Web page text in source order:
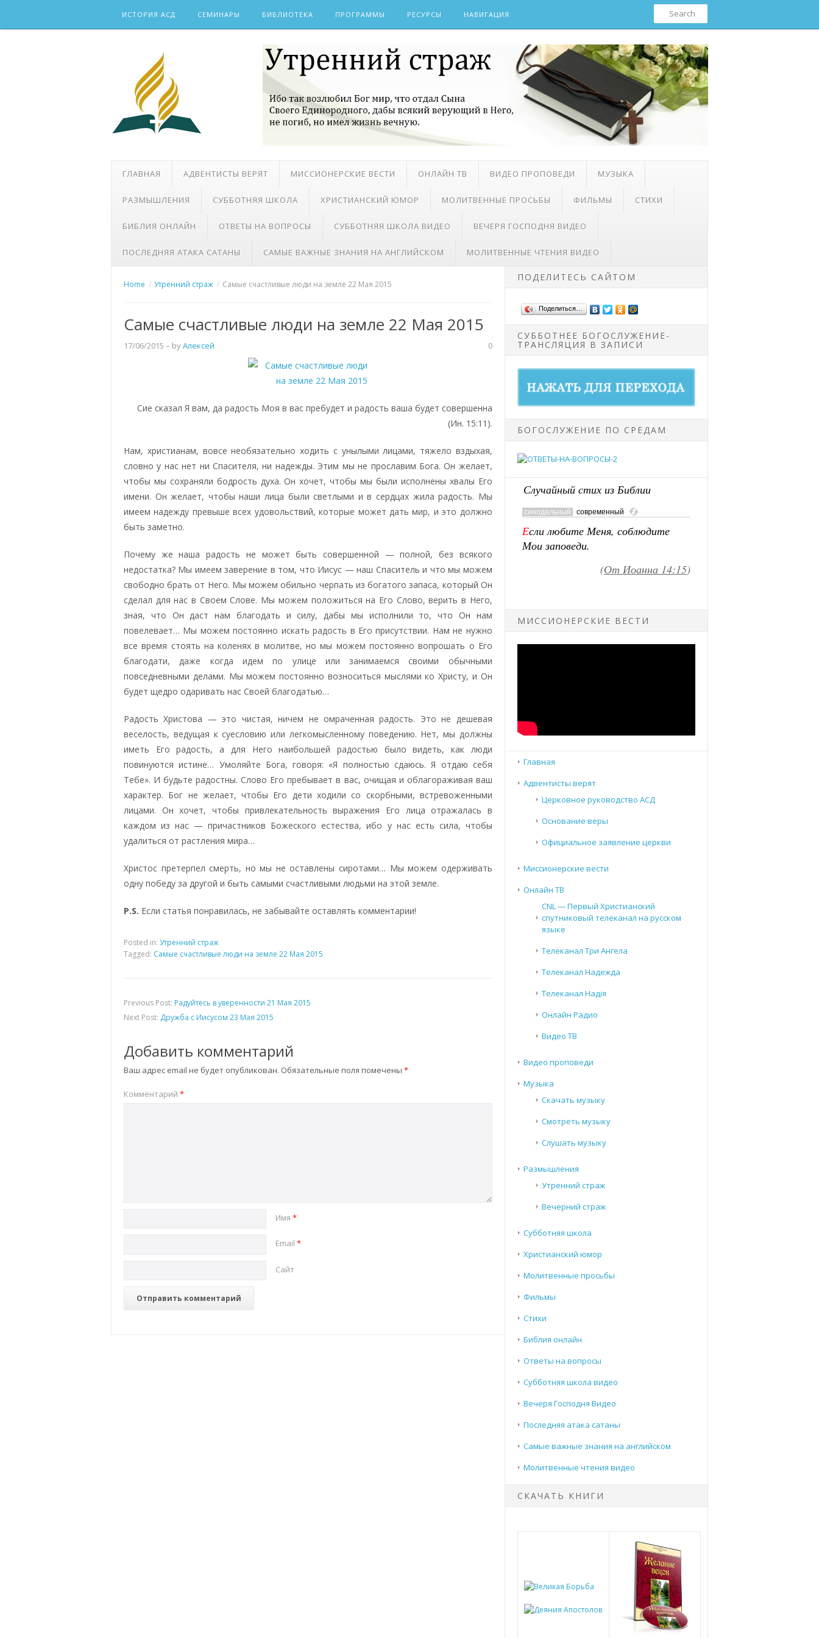
content
ИСТОРИЯ АСД СЕМИНАРЫ БИБЛИОТЕКА ПРОГРАММЫ РЕСУРСЫ НАВИГАЦИЯ
ГЛАВНАЯ АДВЕНТИСТЫ ВЕРЯТ МИССИОНЕРСКИЕ ВЕСТИ ОНЛАЙН ТВ ВИДЕО ПРОПОВЕДИ МУЗЫКА
РАЗМЫШЛЕНИЯ СУББОТНЯЯ ШКОЛА ХРИСТИАНСКИЙ ЮМОР МОЛИТВЕННЫЕ ПРОСЬБЫ ФИЛЬМЫ СТИХИ
БИБЛИЯ ОНЛАЙН ОТВЕТЫ НА ВОПРОСЫ СУББОТНЯЯ ШКОЛА ВИДЕО ВЕЧЕРЯ ГОСПОДНЯ ВИДЕО
ПОСЛЕДНЯЯ АТАКА САТАНЫ САМЫЕ ВАЖНЫЕ ЗНАНИЯ НА АНГЛИЙСКОМ МОЛИТВЕННЫЕ ЧТЕНИЯ ВИДЕО
Home Утренний страж Самые счастливые люди на земле 22 Мая 2015
Самые счастливые люди на земле 22 Мая 2015
17/06/2015 – byАлексей 0
Сие сказал Я вам, да радость Моя в вас пребудет и радость ваша будет совершенна
(Ин. 15:11).
Нам, христианам, вовсе необязательно ходить с унылыми лицами, тяжело вздыхая,
словно у нас нет ни Спасителя, ни надежды. Этим мы не прославим Бога. Он желает,
чтобы мы сохраняли бодрость духа. Он хочет, чтобы мы были исполнены хвалы Его
имени. Он желает, чтобы наши лица были светлыми и в сердцах жила радость. Мы
имеем надежду превыше всех удовольствий, которые может дать мир, и это должно
быть заметно.
Почему же наша радость не может быть совершенной — полной, без всякого
недостатка? Мы имеем заверение в том, что Иисус — наш Спаситель и что мы можем
свободно брать от Него. Мы можем обильно черпать из богатого запаса, который Он
сделал для нас в Своем Слове. Мы можем положиться на Его Слово, верить в Него,
зная, что Он даст нам благодать и силу, дабы мы исполнили то, что Он нам
повелевает… Мы можем постоянно искать радость в Его присутствии. Нам не нужно
все время стоять на коленях в молитве, но мы можем постоянно вопрошать о Его
благодати, даже когда идем по улице или занимаемся своими обычными
повседневными делами. Мы можем постоянно возноситься мыслями ко Христу, и Он
будет щедро одаривать нас Своей благодатью…
Радость Христова — это чистая, ничем не омраченная радость. Это не дешевая
веселость, ведущая к суесловию или легкомысленному поведению. Нет, мы должны
иметь Его радость, а для Него наибольшей радостью было видеть, как люди
повинуются истине… Умоляйте Бога, говоря: «Я полностью сдаюсь. Я отдаю себя
Тебе». И будьте радостны. Слово Его пребывает в вас, очищая и облагораживая ваш
характер. Бог не желает, чтобы Его дети ходили со скорбными, встревоженными
лицами. Он хочет, чтобы привлекательность выражения Его лица отражалась в
каждом из нас — причастников Божеского естества, ибо у нас есть сила, чтобы
удалиться от растления мира…
Христос претерпел смерть, но мы не оставлены сиротами… Мы можем одерживать
одну победу за другой и быть самыми счастливыми людьми на этой земле.
P.S. Если статья понравилась, не забывайте оставлять комментарии!
Posted in: Утренний страж
Tagged: Самые счастливые люди на земле 22 Мая 2015
Previous Post: Радуйтесь в уверенности 21 Мая 2015
Next Post: Дружба с Иисусом 23 Мая 2015
Добавить комментарий
Ваш адрес email не будет опубликован. Обязательные поля помечены *
Комментарий *
Имя *
Email *
Сайт
ПОДЕЛИТЕСЬ САЙТОМ
Поделиться…
СУББОТНЕЕ БОГОСЛУЖЕНИЕ-
ТРАНСЛЯЦИЯ В ЗАПИСИ
БОГОСЛУЖЕНИЕ ПО СРЕДАМ
Случайный стих из Библии
МИССИОНЕРСКИЕ ВЕСТИ
Главная
Адвентисты верят
Церковное руководство АСД
Основание веры
Официальное заявление церкви
Миссионерские вести
Онлайн ТВ
CNL — Первый Христианский
спутниковый телеканал на русском
языке
Телеканал Три Ангела
Телеканал Надежда
Телеканал Надія
Онлайн Радио
Видео ТВ
Видео проповеди
Музыка
Скачать музыку
Смотреть музыку
Слушать музыку
Размышления
Утренний страж
Вечерний страж
Субботняя школа
Христианский юмор
Молитвенные просьбы
Фильмы
Стихи
Библия онлайн
Ответы на вопросы
Субботняя школа видео
Вечеря Господня Видео
Последняя атака сатаны
Самые важные знания на английском
Молитвенные чтения видео
СКАЧАТЬ КНИГИ